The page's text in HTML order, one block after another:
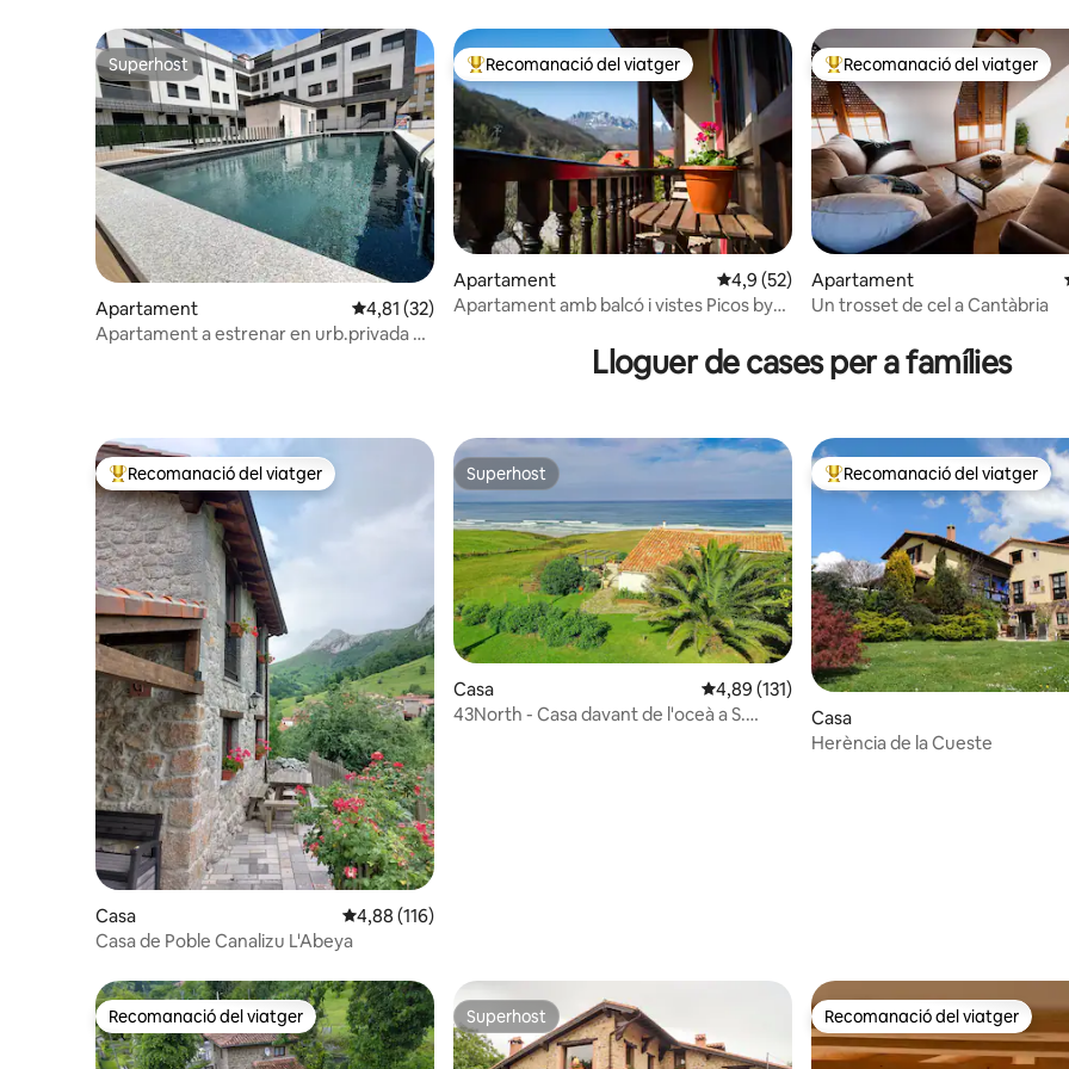
Superhost
Superhost
Apartament 4,81 de puntuació mitjana d'un total de 5; 32 avaluacions
4,81 (32)
Apartament a estrenar en urb.privada a
Principals recomanacions dels viatgers
Recomanació del viatger
Apartament 4,9 de puntuació mitjana d'un total de 5; 52
4,9 (52)
Apartament amb balcó i vistes Picos by
Principals recomanacions dels
Recomanació del viatger
Apartament
Un trosset de cel a Cantàbria
Lloguer de cases per a famílies
Principals recomanacions dels viatgers
Recomanació del viatger
Casa 4,88 de puntuació mitjana d'un total de 5; 116 avaluacions
4,88 (116)
Casa de Poble Canalizu L'Abeya
Superhost
Superhost
Casa 4,89 de puntuació mitjana d'un total de 5; 131
4,89 (131)
43North - Casa davant de l'oceà a S.
Principals recomanacions dels
Recomanació del viatger
Casa
Herència de la Cueste
Recomanació del viatger
Recomanació del viatger Superhost
Superhost Recomanació del viatger
Recomanació del viatger